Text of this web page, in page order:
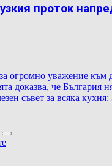
проток
огромно уважение към
доказва, че България
съвет за всяка